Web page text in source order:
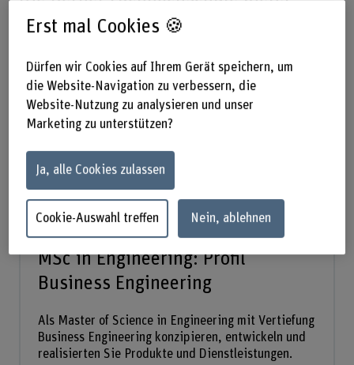
Ihnen elf Profile zur Auswahl an:
Master of Science
MSc in Engineering: Profil
Business Engineering
Als Master of Science in Engineering mit Vertiefung
Business Engineering konzipieren, entwickeln und
realisierten Sie Produkte und Dienstleistungen.
Erst mal Cookies 🍪
Dürfen wir Cookies auf Ihrem Gerät speichern, um
die Website-Navigation zu verbessern, die
Website-Nutzung zu analysieren und unser
Marketing zu unterstützen?
Ja, alle Cookies zulassen
Cookie-Auswahl treffen Nein, ablehnen